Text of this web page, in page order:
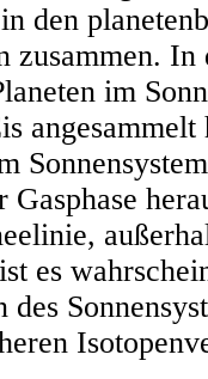
den
zusammen.
im
Gasphase
es